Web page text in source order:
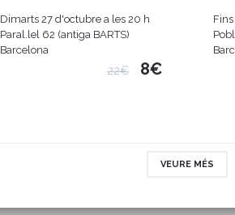
Dimarts 27 d'octubre a les 20 h
Paral.lel 62 (antiga BARTS)
Barcelona
22€ 8€
VEURE MÉS